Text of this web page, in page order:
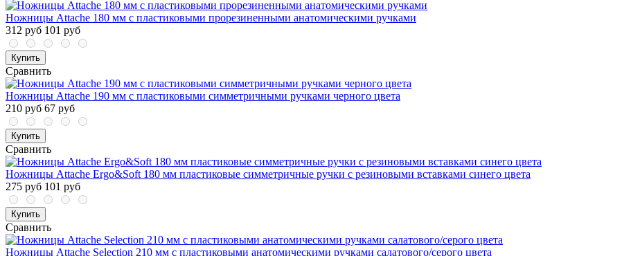
Ножницы Attache 180 мм с пластиковыми прорезиненными анатомическими ручками
312 руб 101 руб
Купить
Сравнить
Ножницы Attache 190 мм с пластиковыми симметричными ручками черного цвета
210 руб 67 руб
Купить
Сравнить
Ножницы Attache Ergo&Soft 180 мм пластиковые симметричные ручки с резиновыми вставками синего цвета
275 руб 101 руб
Купить
Сравнить
Ножницы Attache Selection 210 мм с пластиковыми анатомическими ручками салатового/серого цвета